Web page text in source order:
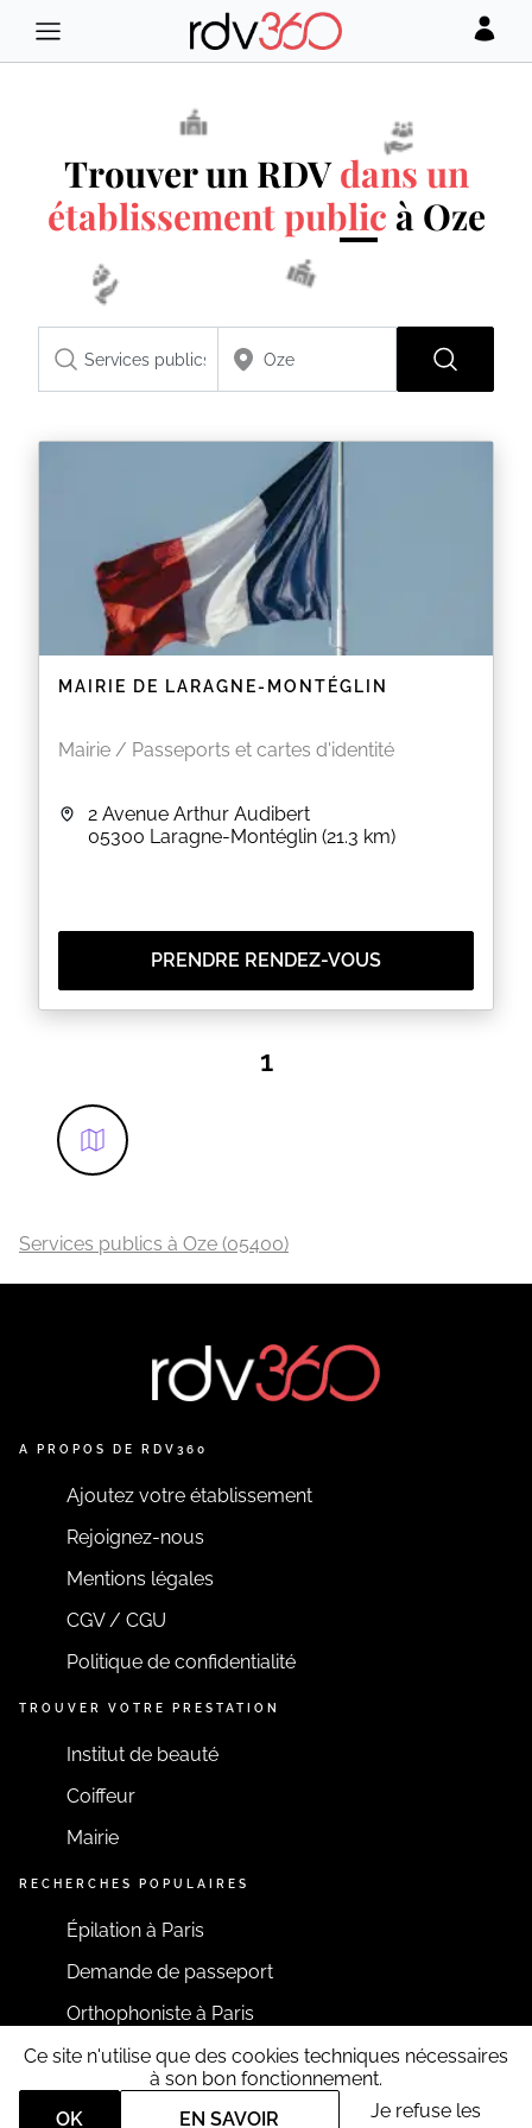
Trouver un RDVdans un
établissement public à Oze
MAIRIE DE LARAGNE-MONTÉGLIN
Mairie / Passeports et cartes d'identité
2 Avenue Arthur Audibert
05300 Laragne-Montéglin (21.3 km)
PRENDRE RENDEZ-VOUS
1
Services publics à Oze (05400)
A PROPOS DE RDV360
Ajoutez votre établissement
Rejoignez-nous
Mentions légales
CGV / CGU
Politique de confidentialité
TROUVER VOTRE PRESTATION
Institut de beauté
Coiffeur
Mairie
RECHERCHES POPULAIRES
Épilation à Paris
Demande de passeport
Orthophoniste à Paris
RESTONS CONNECTÉS
Ce site n'utilise que des cookies techniques nécessaires
à son bon fonctionnement.
OK
EN SAVOIR Je refuse les